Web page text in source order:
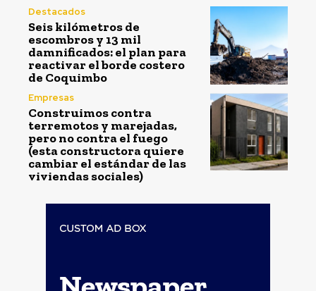
Destacados
Seis kilómetros de
escombros y 13 mil
damnificados: el plan para
reactivar el borde costero
de Coquimbo
Empresas
Construimos contra
terremotos y marejadas,
pero no contra el fuego
(esta constructora quiere
cambiar el estándar de las
viviendas sociales)